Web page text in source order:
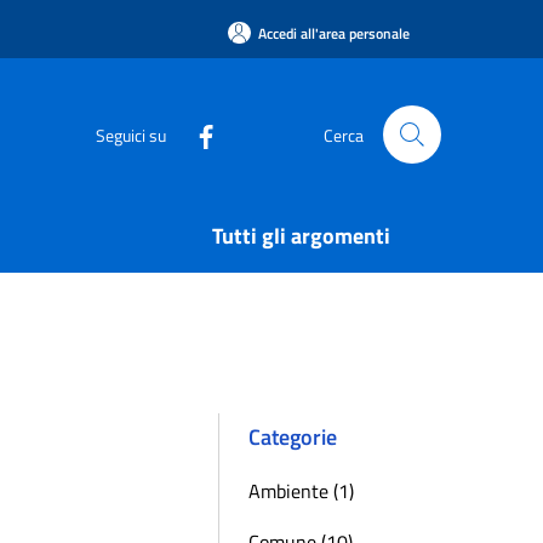
Accedi all'area personale
Seguici su Cerca
Tutti gli argomenti
Categorie
Ambiente (1)